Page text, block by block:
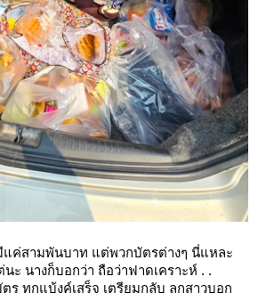
แค่สามพันบาท แต่พวกบัตรต่างๆ นี่แหละ
ะ นางก็บอกว่า ถือว่าฟาดเคราะห์ . .
ทุกแบ้งค์เสร็จ เตรียมกลับ ลูกสาวบอก